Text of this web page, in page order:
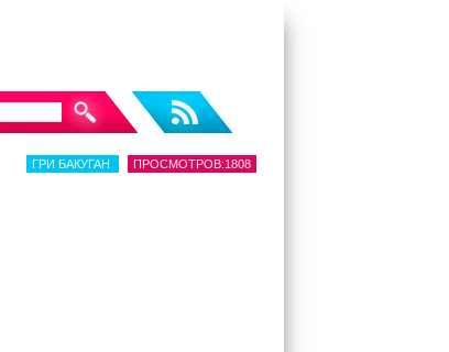
ГРИ БАКУГАН ПРОСМОТРОВ:1808